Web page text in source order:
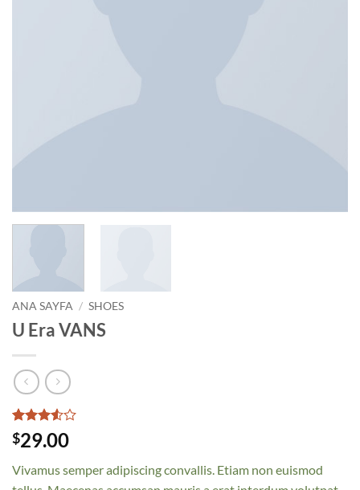
ANA SAYFA / SHOES
U Era VANS
2
müşteri
puanına
5
üzerinden
$29.00
Vivamus semper adipiscing convallis. Etiam non euismod